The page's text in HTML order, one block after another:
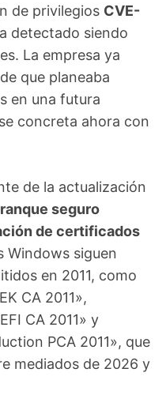
de privilegios CVE-
detectado siendo
La empresa ya
que planeaba
en una futura
concreta ahora con
de la actualización
seguro
de certificados
Windows siguen
en 2011, como
CA 2011»,
CA 2011» y
PCA 2011», que
mediados de 2026 y